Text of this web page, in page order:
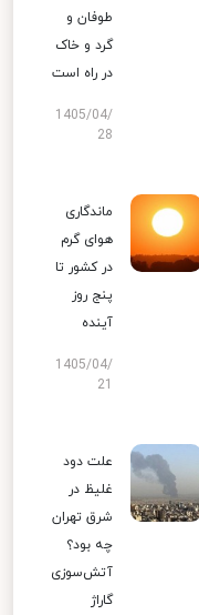
طوفان و
گرد و خاک
در راه است
1405/04/
28
ماندگاری
هوای گرم
در کشور تا
پنج روز
آینده
1405/04/
علت دود
غلیظ در
شرق تهران
چه بود؟
آتش‌سوزی
گاراژ